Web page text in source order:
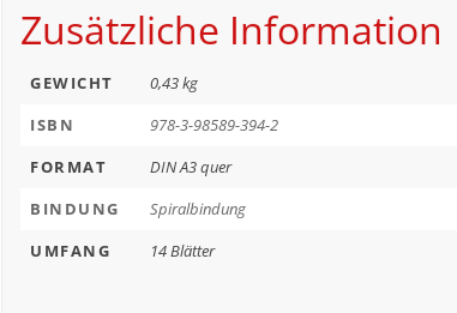
Zusätzliche Information
GEWICHT
0,43 kg
ISBN
978-3-98589-394-2
FORMAT
DIN A3 quer
BINDUNG
Spiralbindung
UMFANG
14 Blätter